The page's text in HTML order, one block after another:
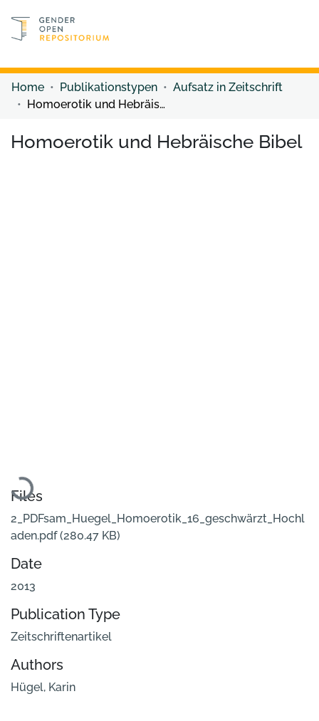
Discover content
Home Publikationstypen
Aufsatz in Zeitschrift
Homoerotik und Hebräische Bibel
Homoerotik und Hebräische Bibel
Loading...
Files
2_PDFsam_Huegel_Homoerotik_16_geschwärzt_Hochl
aden.pdf(280.47 KB)
Date
2013
Publication Type
Zeitschriftenartikel
Authors
Hügel, Karin